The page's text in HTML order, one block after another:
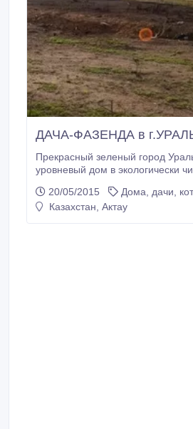
ДАЧА-ФАЗЕНДА в
Прекрасный зеленый город
уровневый дом в экологически
Граничащий с участком берег
присвоен, как личный пляж. Территория дома
20/05/2015
Дома, дачи,
Казахстан, Актау